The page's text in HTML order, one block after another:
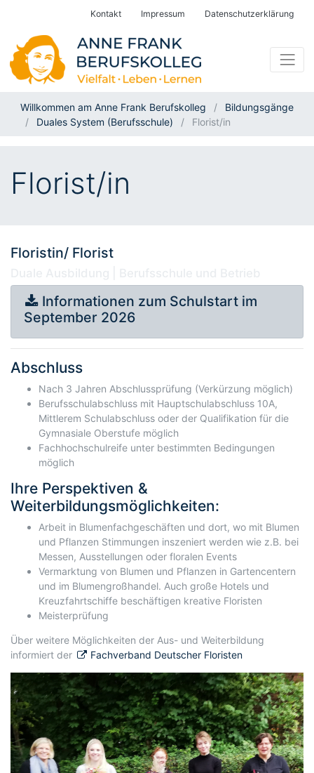
Kontakt Impressum Datenschutzerklärung
Willkommen am Anne Frank Berufskolleg
Bildungsgänge
Duales System (Berufsschule)
Florist/in
Florist/in
Floristin/ Florist
Informationen zum Schulstart im
September 2026
Abschluss
Nach 3 Jahren Abschlussprüfung (Verkürzung möglich)
Berufsschulabschluss mit Hauptschulabschluss 10A,
Mittlerem Schulabschluss oder der Qualifikation für die
Gymnasiale Oberstufe möglich
Fachhochschulreife unter bestimmten Bedingungen
möglich
Ihre Perspektiven &
Weiterbildungsmöglichkeiten:
Arbeit in Blumenfachgeschäften und dort, wo mit Blumen
und Pflanzen Stimmungen inszeniert werden wie z.B. bei
Messen, Ausstellungen oder floralen Events
Vermarktung von Blumen und Pflanzen in Gartencentern
und im Blumengroßhandel. Auch große Hotels und
Kreuzfahrtschiffe beschäftigen kreative Floristen
Meisterprüfung
Über weitere Möglichkeiten der Aus- und Weiterbildung
informiert der
Fachverband Deutscher Floristen